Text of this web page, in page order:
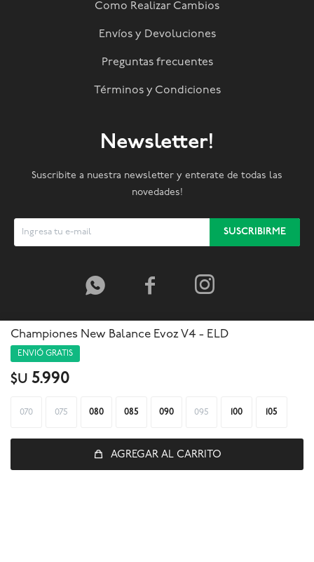
Championes New Balance Evoz V4 - ELD
ENVIÓ GRATIS
$U 5.990
070 075 080 085 090 095 100 105
AGREGAR AL CARRITO
Como Realizar Cambios
Envíos y Devoluciones
Preguntas frecuentes
Términos y Condiciones
Newsletter!
Suscribite a nuestra newsletter y enterate de todas las
novedades!
SUSCRIBIRME
  